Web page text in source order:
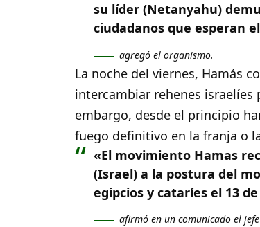
su líder (Netanyahu)
ciudadanos que esperan
agregó el organismo.
La noche del viernes, Hamás
intercambiar rehenes israelíes
embargo, desde el principio
fuego definitivo en la franja o
«El movimiento Hamas
(Israel) a la postura del
egipcios y cataríes el 13
afirmó en un comunicado el